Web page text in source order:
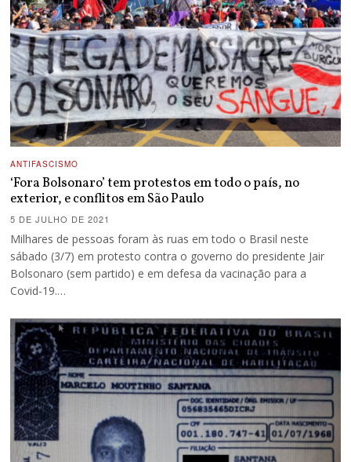
ANTIFASCISMO
‘Fora Bolsonaro’ tem protestos em todo o país, no
exterior, e conflitos em São Paulo
5 DE JULHO DE 2021
Milhares de pessoas foram às ruas em todo o Brasil neste
sábado (3/7) em protesto contra o governo do presidente Jair
Bolsonaro (sem partido) e em defesa da vacinação para a
Covid-19.…